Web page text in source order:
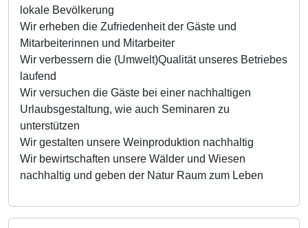
lokale Bevölkerung
Wir erheben die Zufriedenheit der Gäste und
Mitarbeiterinnen und Mitarbeiter
Wir verbessern die (Umwelt)Qualität unseres Betriebes
laufend
Wir versuchen die Gäste bei einer nachhaltigen
Urlaubsgestaltung, wie auch Seminaren zu
unterstützen
Wir gestalten unsere Weinproduktion nachhaltig
Wir bewirtschaften unsere Wälder und Wiesen
nachhaltig und geben der Natur Raum zum Leben